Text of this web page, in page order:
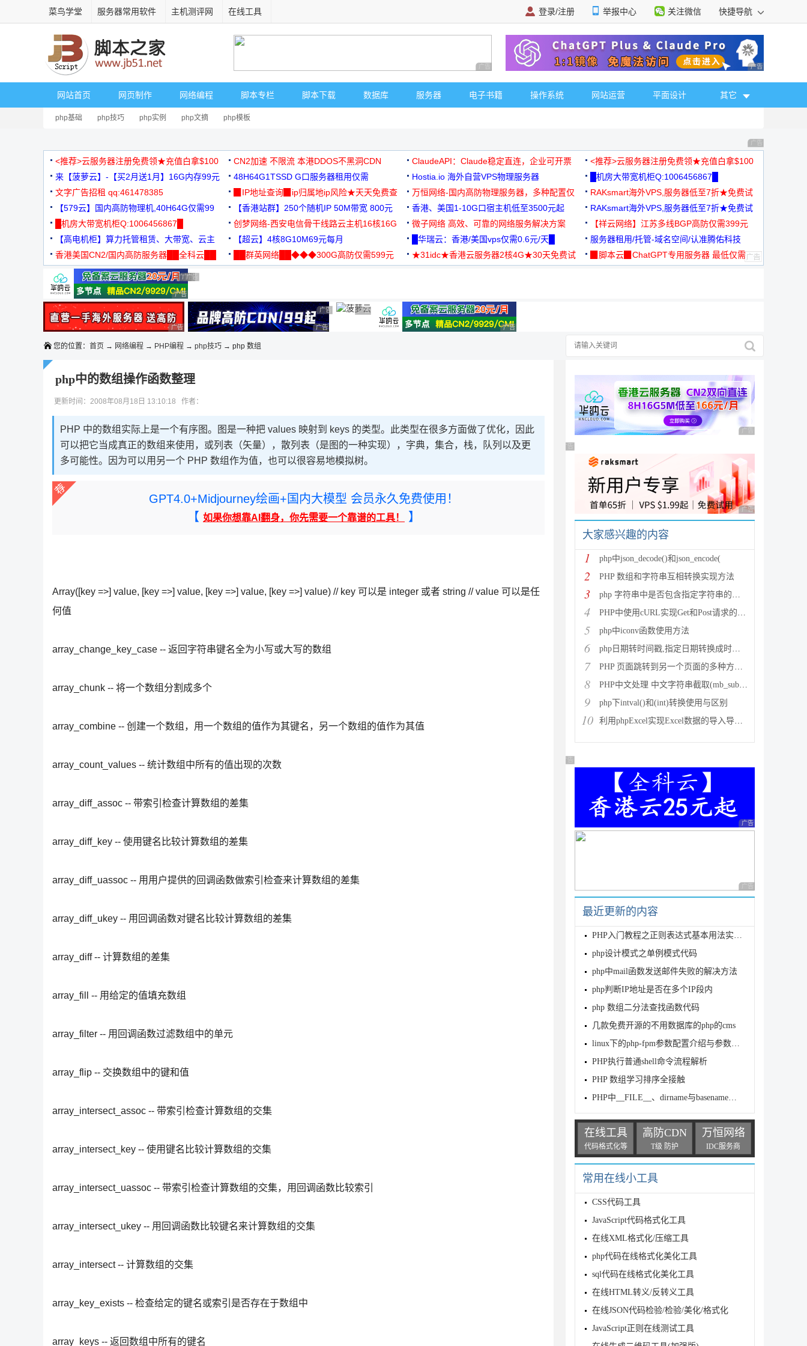
菜鸟学堂 服务器常用软件 主机测评网 在线工具 登录/注册 举报中心 关注微信 快捷导航
广告 商业广告，理性选择 广告 商业广告，理
网站首页 网页制作 网络编程 脚本专栏 脚本下载 数据库 服务器 电子书籍 操作系统 网站运营 平面设计 其它
php基础 php技巧 php实例 php文摘 php模板
广告 商业广告，理
<推荐>云服务器注册免费领★充值白拿$100 CN2加速 不限流 本港DDOS不黑洞CDN ClaudeAPI：Claude稳定直连，企业可开票
<推荐>云服务器注册免费领★充值白拿$100
来【菠萝云】-【买2月送1月】16G内存99元
48H64G1TSSD G口服务器租用仅需
3000+可免费测试
Hostia.io 海外自营VPS物理服务器
█机房大带宽机柜Q:1006456867█
文字广告招租 qq:461478385
▉IP地址查询▉ip归属地ip风险★天天免费查
万恒网络-国内高防物理服务器，多种配置仅
99元/月起
RAKsmart海外VPS,服务器低至7折★免费试
用★
【579云】国内高防物理机,40H64G仅需99
元
【香港站群】250个随机IP 50M带宽 800元 香港、美国1-10G口宿主机低至3500元起
RAKsmart海外VPS,服务器低至7折★免费试
用★
█机房大带宽机柜Q:1006456867█
创梦网络-西安电信骨干线路云主机16核16G
88元/月
微子网络 高效、可靠的网络服务解决方案
【祥云网络】江苏多线BGP高防仅需399元
【高电机柜】算力托管租赁、大带宽、云主
机
【超云】4核8G10M69元每月 █华瑞云：香港/美国vps仅需0.6元/天█
服务器租用/托管-域名空间/认准腾佑科技
香港美国CN2/国内高防服务器██全科云██
██群英网络██◆◆◆300G高防仅需599元
★31idc★香港云服务器2核4G★30天免费试
▉脚本云▉ChatGPT专用服务器 最低仅需
广告 商业广告，理性选择
广告 商业广告，理性选择
广告 商业广告，理性选择
广告 商业广告，理性选择
广告 商业广告，理性选择
广告 商业广告，理性选择 广告 商业广告，理性选择
广告 商业广告，理性选择广告 商业广告，理性选择
广告 商业广告，理性选择
您的位置： 首页 → 网络编程 → PHP编程 → php技巧 → php 数组
php中的数组操作函数整理
更新时间：2008年08月18日 13:10:18 作者：
PHP 中的数组实际上是一个有序图。图是一种把 values 映射到 keys 的类型。此类型在很多方面做了优化，因此
可以把它当成真正的数组来使用，或列表（矢量），散列表（是图的一种实现），字典，集合，栈，队列以及更
多可能性。因为可以用另一个 PHP 数组作为值，也可以很容易地模拟树。
GPT4.0+Midjourney绘画+国内大模型 会员永久免费使用！
【 如果你想靠AI翻身，你先需要一个靠谱的工具！ 】
Array([key =>] value, [key =>] value, [key =>] value, [key =>] value) // key 可以是 integer 或者 string // value 可以是任
何值
array_change_key_case -- 返回字符串键名全为小写或大写的数组
array_chunk -- 将一个数组分割成多个
array_combine -- 创建一个数组，用一个数组的值作为其键名，另一个数组的值作为其值
array_count_values -- 统计数组中所有的值出现的次数
array_diff_assoc -- 带索引检查计算数组的差集
array_diff_key -- 使用键名比较计算数组的差集
array_diff_uassoc -- 用用户提供的回调函数做索引检查来计算数组的差集
array_diff_ukey -- 用回调函数对键名比较计算数组的差集
array_diff -- 计算数组的差集
array_fill -- 用给定的值填充数组
array_filter -- 用回调函数过滤数组中的单元
array_flip -- 交换数组中的键和值
array_intersect_assoc -- 带索引检查计算数组的交集
array_intersect_key -- 使用键名比较计算数组的交集
array_intersect_uassoc -- 带索引检查计算数组的交集，用回调函数比较索引
array_intersect_ukey -- 用回调函数比较键名来计算数组的交集
array_intersect -- 计算数组的交集
array_key_exists -- 检查给定的键名或索引是否存在于数组中
array_keys -- 返回数组中所有的键名
广告 商业广告，理性
广告 商业广告，理性选择
广告 商业广告，理性
大家感兴趣的内容
1 php中json_decode()和json_encode(
2 PHP 数组和字符串互相转换实现方法
3 php 字符串中是否包含指定字符串的多种方法
4 PHP中使用cURL实现Get和Post请求的方法
5 php中iconv函数使用方法
6 php日期转时间戳,指定日期转换成时间戳
7 PHP 页面跳转到另一个页面的多种方法方法总结
8 PHP中文处理 中文字符串截取(mb_substr)和获取中
9 php下intval()和(int)转换使用与区别
10 利用phpExcel实现Excel数据的导入导出(全步骤详细
广告 商业广告，理性选择
广告 商业广告，理性
广告 商业广告，理性
最近更新的内容
PHP入门教程之正则表达式基本用法实例详解(正则匹配,搜索,分割等)
php设计模式之单例模式代码
php中mail函数发送邮件失败的解决方法
php判断IP地址是否在多个IP段内
php 数组二分法查找函数代码
几款免费开源的不用数据库的php的cms
linux下的php-fpm参数配置介绍与参数优化说明
PHP执行普通shell命令流程解析
PHP 数组学习排序全接触
PHP中__FILE__、dirname与basename用法实例分析
在线工具
代码格式化等
高防CDN
T级 防护
万恒网络
IDC服务商
常用在线小工具
CSS代码工具
JavaScript代码格式化工具
在线XML格式化/压缩工具
php代码在线格式化美化工具
sql代码在线格式化美化工具
在线HTML转义/反转义工具
在线JSON代码检验/检验/美化/格式化
JavaScript正则在线测试工具